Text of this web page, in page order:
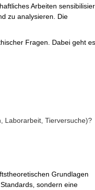
Arbeiten
zu analysieren. Die
Fragen. Dabei geht es
Laborarbeit, Tierversuche)?
Grundlagen
sondern eine